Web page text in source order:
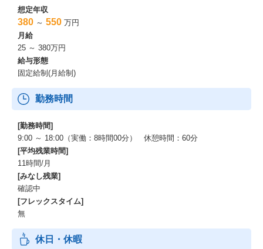
想定年収
380 ～ 550 万円
月給
25 ～ 380万円
給与形態
固定給制(月給制)
勤務時間
[勤務時間]
9:00 ～ 18:00（実働：8時間00分） 休憩時間：60分
[平均残業時間]
11時間/月
[みなし残業]
確認中
[フレックスタイム]
無
休日・休暇